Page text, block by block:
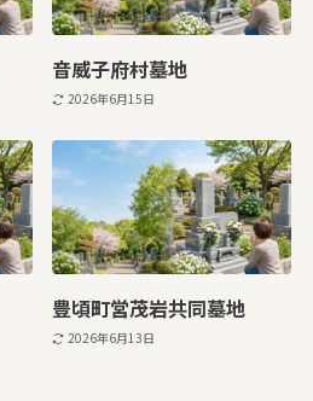
音威子府村墓地
2026年6月15日
豊頃町営茂岩共同墓地
2026年6月13日